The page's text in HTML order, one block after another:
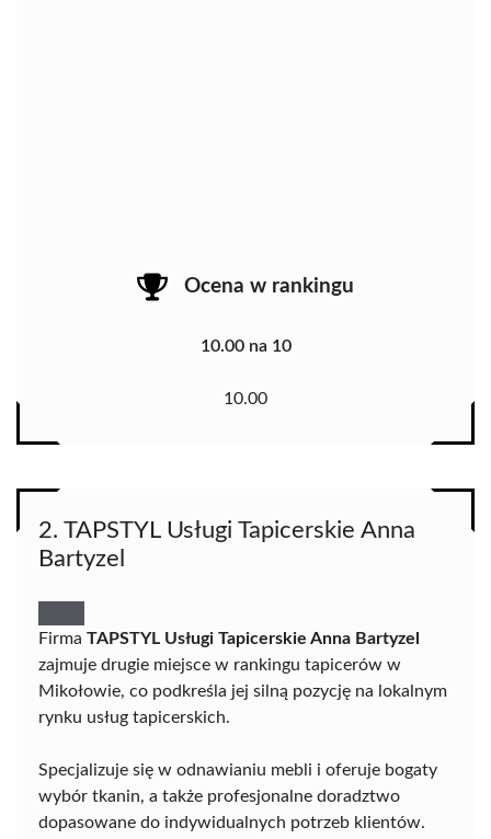
Ocena w rankingu
10.00 na 10
10.00
2. TAPSTYL Usługi Tapicerskie Anna
Bartyzel
Firma TAPSTYL Usługi Tapicerskie Anna Bartyzel
zajmuje drugie miejsce w rankingu tapicerów w
Mikołowie, co podkreśla jej silną pozycję na lokalnym
rynku usług tapicerskich.
Specjalizuje się w odnawianiu mebli i oferuje bogaty
wybór tkanin, a także profesjonalne doradztwo
dopasowane do indywidualnych potrzeb klientów.